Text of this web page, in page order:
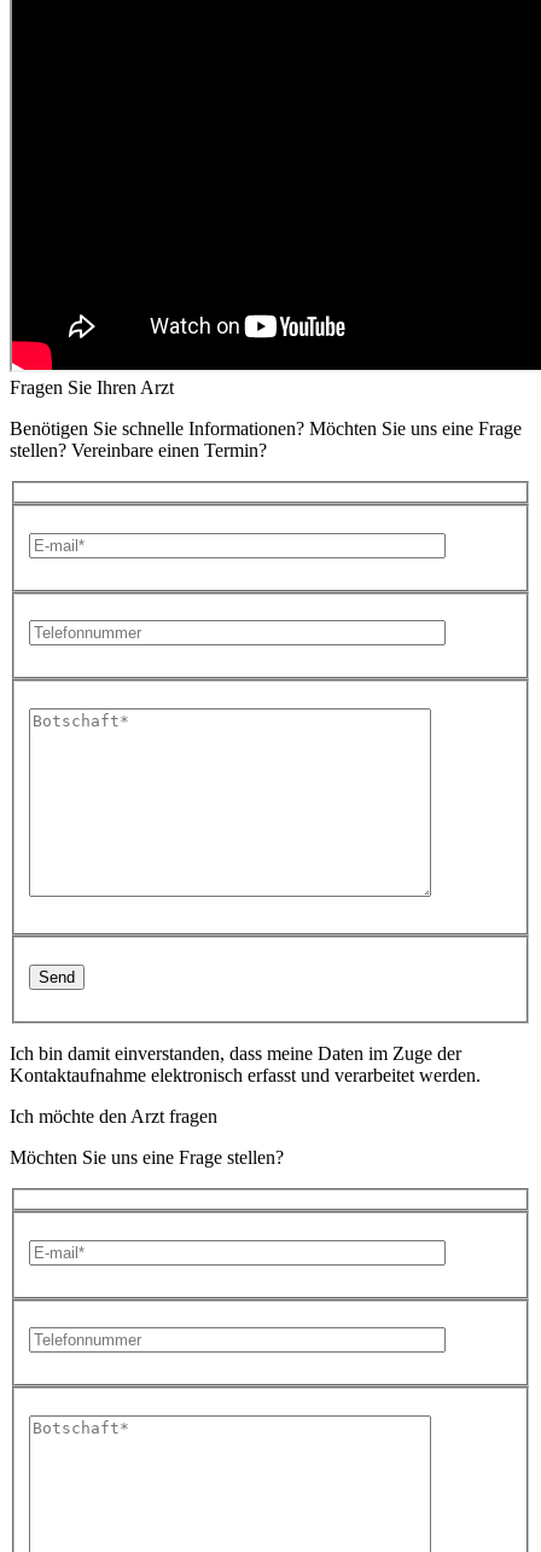
Fragen Sie Ihren Arzt
Benötigen Sie schnelle Informationen? Möchten Sie uns eine Frage
stellen? Vereinbare einen Termin?
Ich bin damit einverstanden, dass meine Daten im Zuge der
Kontaktaufnahme elektronisch erfasst und verarbeitet werden.
Ich möchte den Arzt fragen
Möchten Sie uns eine Frage stellen?